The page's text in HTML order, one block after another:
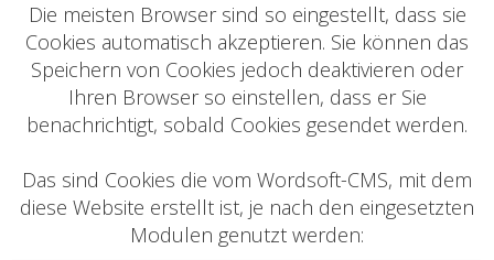
Die meisten Browser sind so eingestellt, dass sie
Cookies automatisch akzeptieren. Sie können das
Speichern von Cookies jedoch deaktivieren oder
Ihren Browser so einstellen, dass er Sie
benachrichtigt, sobald Cookies gesendet werden.
Das sind Cookies die vom Wordsoft-CMS, mit dem
diese Website erstellt ist, je nach den eingesetzten
Modulen genutzt werden: